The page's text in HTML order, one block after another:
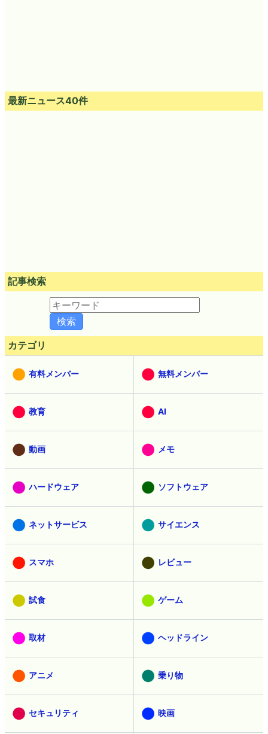
最新ニュース40件
記事検索
カテゴリ
有料メンバー 無料メンバー
教育 AI
動画 メモ
ハードウェア ソフトウェア
ネットサービス サイエンス
スマホ レビュー
試食 ゲーム
取材 ヘッドライン
アニメ 乗り物
セキュリティ 映画